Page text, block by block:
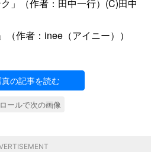
」（作者：田中一行）(C)田中
作者：inee（アイニー））
真の記事を読む
ールで次の画像